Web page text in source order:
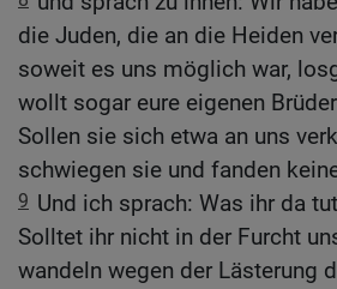
die Juden, die an die Heiden
soweit es uns möglich war,
wollt sogar eure eigenen
Sollen sie sich etwa an uns
schwiegen sie und fanden
9 Und ich sprach: Was ihr da
Solltet ihr nicht in der Furcht
wandeln wegen der Lästerung